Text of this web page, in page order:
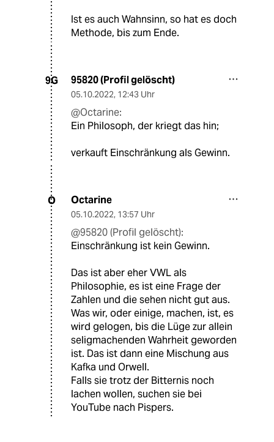
Ist es auch Wahnsinn, so hat es doch
Methode, bis zum Ende.
9G 95820 (Profil gelöscht)
05.10.2022, 12:43 Uhr
@Octarine:
Ein Philosoph, der kriegt das hin;
verkauft Einschränkung als Gewinn.
O Octarine
05.10.2022, 13:57 Uhr
@95820 (Profil gelöscht):
Einschränkung ist kein Gewinn.
Das ist aber eher VWL als
Philosophie, es ist eine Frage der
Zahlen und die sehen nicht gut aus.
Was wir, oder einige, machen, ist, es
wird gelogen, bis die Lüge zur allein
seligmachenden Wahrheit geworden
ist. Das ist dann eine Mischung aus
Kafka und Orwell.
Falls sie trotz der Bitternis noch
lachen wollen, suchen sie bei
YouTube nach Pispers.